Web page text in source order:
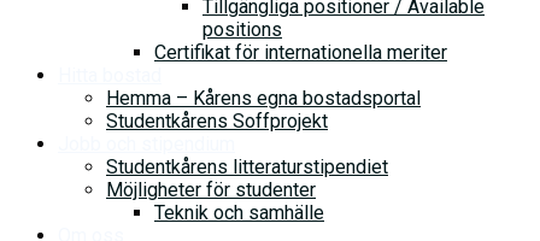
Tillgängliga positioner / Available
positions
Certifikat för internationella meriter
Hemma – Kårens egna bostadsportal
Studentkårens Soffprojekt
Studentkårens litteraturstipendiet
Möjligheter för studenter
Teknik och samhälle